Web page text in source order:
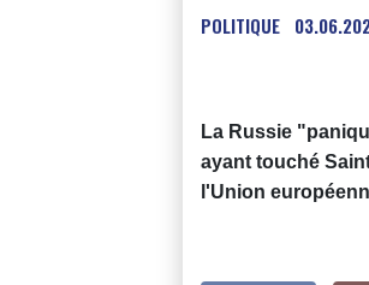
POLITIQUE
La Russie
ayant touché
l'Union